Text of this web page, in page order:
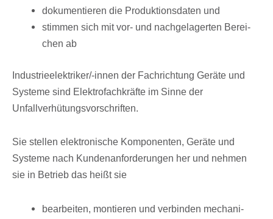
doku­men­tie­ren die Produk­ti­ons­da­ten und
stim­men sich mit vor- und nach­ge­la­ger­ten Berei­
chen ab
Indus­trie­elek­tri­ker/-innen der Fach­rich­tung Geräte und
Systeme sind Elek­tro­fach­kräfte im Sinne der
Unfallverhütungsvorschriften.
Sie stel­len elek­tro­ni­sche Kompo­nen­ten, Geräte und
Systeme nach Kunden­an­for­de­run­gen her und nehmen
sie in Betrieb das heißt sie
bear­bei­ten, montie­ren und verbin­den mecha­ni­